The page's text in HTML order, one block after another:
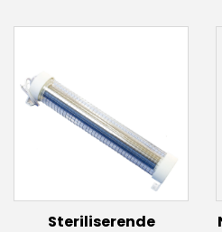
induktionslamper (2,4
Steriliserende